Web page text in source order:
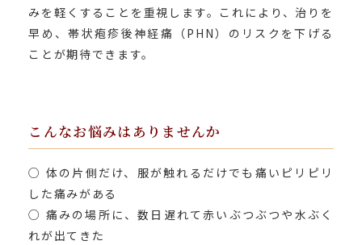
みを軽くすることを重視します。これにより、治りを
早め、帯状疱疹後神経痛（PHN）のリスクを下げる
ことが期待できます。
こんなお悩みはありませんか
○ 体の片側だけ、服が触れるだけでも痛いピリピリ
した痛みがある
○ 痛みの場所に、数日遅れて赤いぶつぶつや水ぶく
れが出てきた